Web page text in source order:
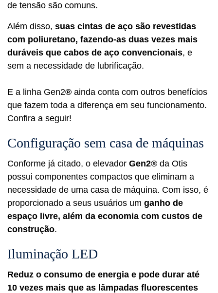
de tensão são comuns.
Além disso, suas cintas de aço são revestidas
com poliuretano, fazendo-as duas vezes mais
duráveis que cabos de aço convencionais, e
sem a necessidade de lubrificação.
E a linha Gen2® ainda conta com outros benefícios
que fazem toda a diferença em seu funcionamento.
Confira a seguir!
Configuração sem casa de máquinas
Conforme já citado, o elevador Gen2® da Otis
possui componentes compactos que eliminam a
necessidade de uma casa de máquina. Com isso, é
proporcionado a seus usuários um ganho de
espaço livre, além da economia com custos de
construção.
Iluminação LED
Reduz o consumo de energia e pode durar até
10 vezes mais que as lâmpadas fluorescentes